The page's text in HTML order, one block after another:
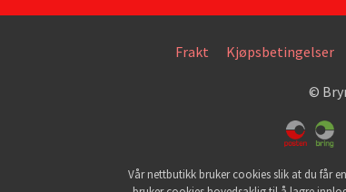
Frakt Kjøpsbetingelser
©
Vår nettbutikk bruker cookies slik at du får